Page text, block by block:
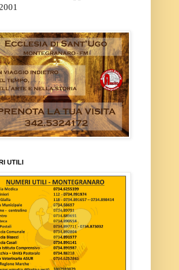
UTILI